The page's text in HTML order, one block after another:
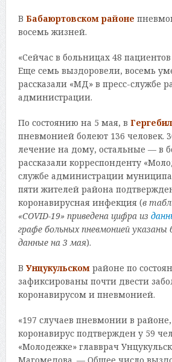
В Бабаюртовском районе
восемь жизней.
«Сейчас в больницах 48
Еще семь выздоровели, восемь
рассказали «МД» в пресс-службе
администрации.
По состоянию на 5 мая, в
пневмонией болеют 136 человек.
лечение на дому, остальные — в
рассказали корреспонденту
службе администрации
пяти жителей района
коронавирусная инфекция (в
«COVID-19» приведена цифра из
графе больных пневмонией указаны
данные на 3 мая).
В Унцукульскомрайоне по
зафиксированы почти двести
коронавирусом и пневмонией.
«197 случаев пневмонии в
коронавирус подтвержден у 59
«Молодежке» главврач